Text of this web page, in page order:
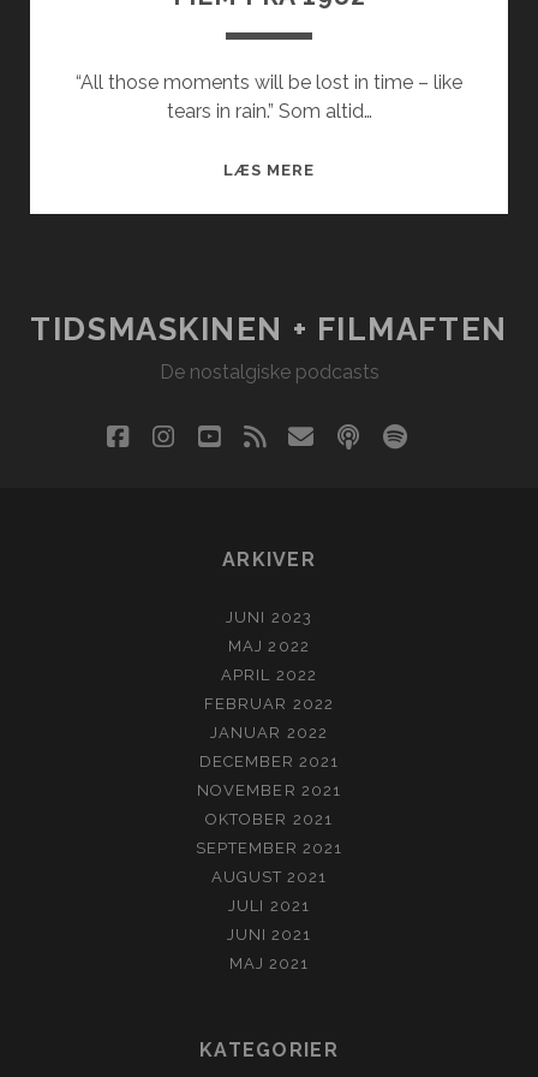
“All those moments will be lost in time – like
tears in rain.” Som altid…
LÆS MERE
TIDSMASKINEN + FILMAFTEN
De nostalgiske podcasts
facebookinstagram
youtube
rss emailpodcastspotify
ARKIVER
JUNI 2023
MAJ 2022
APRIL 2022
FEBRUAR 2022
JANUAR 2022
DECEMBER 2021
NOVEMBER 2021
OKTOBER 2021
SEPTEMBER 2021
AUGUST 2021
JULI 2021
JUNI 2021
MAJ 2021
KATEGORIER